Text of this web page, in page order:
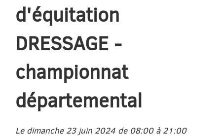
d'équitation
DRESSAGE -
championnat
départemental
Le dimanche 23 juin 2024 de 08:00 à 21:00